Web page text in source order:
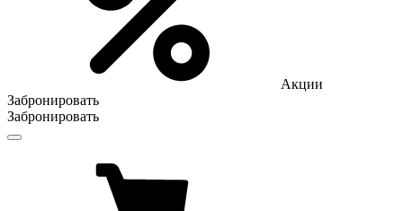
Акции
Забронировать
Забронировать